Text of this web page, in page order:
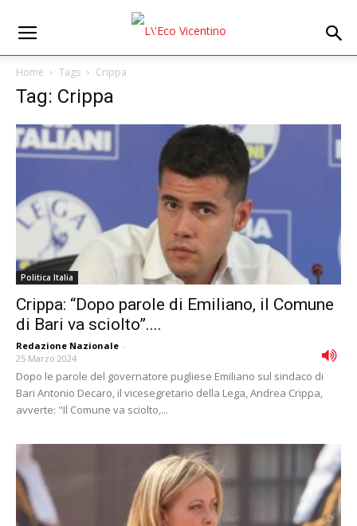
Home Tags Crippa
Tag: Crippa
Politica Italia
Crippa: “Dopo parole di Emiliano, il Comune
di Bari va sciolto”....
Redazione Nazionale -
25 Marzo 2024
Dopo le parole del governatore pugliese Emiliano sul sindaco di
Bari Antonio Decaro, il vicesegretario della Lega, Andrea Crippa,
avverte: "Il Comune va sciolto,...